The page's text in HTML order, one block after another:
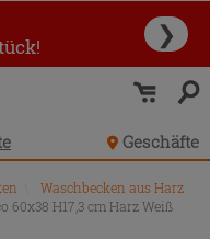
❯
Geschäfte
Waschbecken aus Harz
60x38 H17,3 cm Harz Weiß